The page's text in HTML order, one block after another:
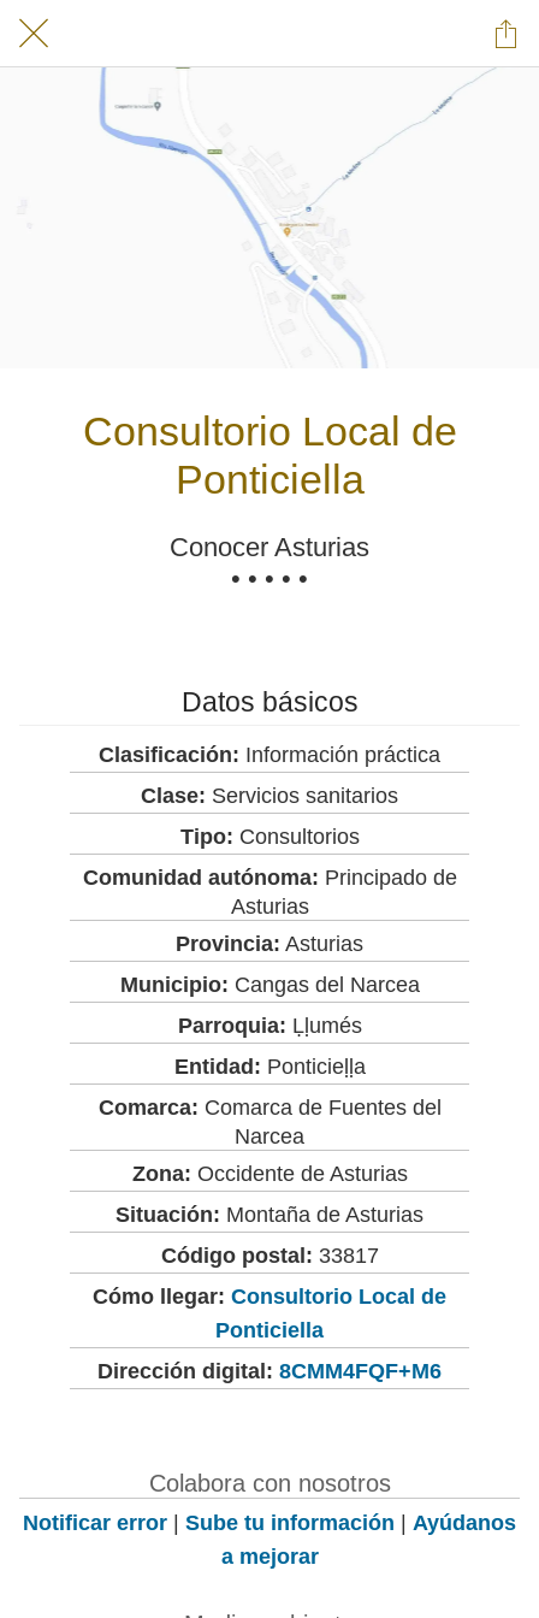
Consultorio Local de
Ponticiella
Conocer Asturias
• • • • •
Datos básicos
Clasificación: Información práctica
Clase: Servicios sanitarios
Tipo: Consultorios
Comunidad autónoma: Principado de
Asturias
Provincia: Asturias
Municipio: Cangas del Narcea
Parroquia: Ḷḷumés
Entidad: Ponticieḷḷa
Comarca: Comarca de Fuentes del
Narcea
Zona: Occidente de Asturias
Situación: Montaña de Asturias
Código postal: 33817
Cómo llegar: Consultorio Local de
Ponticiella
Dirección digital: 8CMM4FQF+M6
Colabora con nosotros
Notificar error | Sube tu información | Ayúdanos
a mejorar